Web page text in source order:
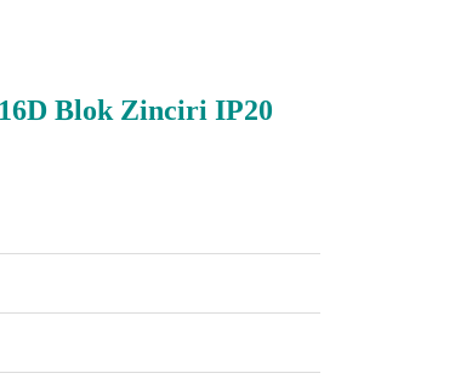
Blok Zinciri IP20